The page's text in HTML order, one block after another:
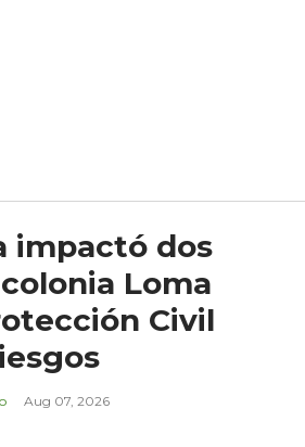
impactó dos
Loma
Civil
Aug 07, 2026